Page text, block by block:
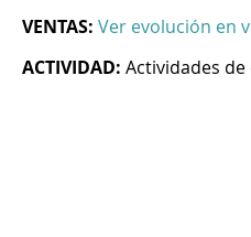
VENTAS: Ver evolución en
ACTIVIDAD: Actividades